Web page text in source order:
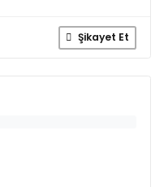
Şikayet Et